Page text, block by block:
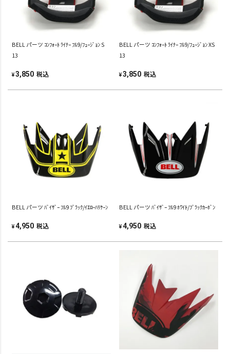
BELL パーツ ｺﾝﾌｫｰﾄ ﾗｲﾅｰ ﾌﾙ9/ﾌｭｰｼﾞｮﾝ S
13
¥3,850 税込
BELL パーツ ｺﾝﾌｫｰﾄ ﾗｲﾅｰ ﾌﾙ9/ﾌｭｰｼﾞｮﾝ XS
13
¥3,850 税込
BELL パーツ ﾊﾞｲｻﾞｰ ﾌﾙ9 ﾌﾞﾗｯｸ/ｲｴﾛｰﾊﾘｹｰﾝ
¥4,950 税込
BELL パーツ ﾊﾞｲｻﾞｰ ﾌﾙ9 ﾎﾜｲﾄ/ﾌﾞﾗｯｸｶｰﾎﾞﾝ
¥4,950 税込